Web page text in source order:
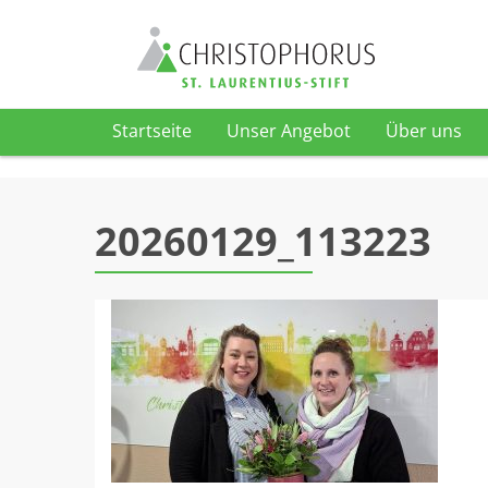
Startseite Unser Angebot Über uns
20260129_113223